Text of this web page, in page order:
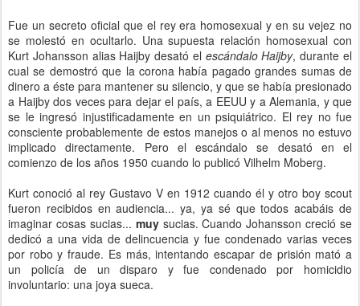
Fue un secreto oficial que el rey era homosexual y en su vejez no
se molestó en ocultarlo. Una supuesta relación homosexual con
Kurt Johansson alias Haijby desató el escándalo Haijby, durante el
cual se demostró que la corona había pagado grandes sumas de
dinero a éste para mantener su silencio, y que se había presionado
a Haijby dos veces para dejar el país, a EEUU y a Alemania, y que
se le ingresó injustificadamente en un psiquiátrico. El rey no fue
consciente probablemente de estos manejos o al menos no estuvo
implicado directamente. Pero el escándalo se desató en el
comienzo de los años 1950 cuando lo publicó Vilhelm Moberg.
Kurt conoció al rey Gustavo V en 1912 cuando él y otro boy scout
fueron recibidos en audiencia... ya, ya sé que todos acabáis de
imaginar cosas sucias... muysucias. Cuando Johansson creció se
dedicó a una vida de delincuencia y fue condenado varias veces
por robo y fraude. Es más, intentando escapar de prisión mató a
un policía de un disparo y fue condenado por homicidio
involuntario: una joya sueca.